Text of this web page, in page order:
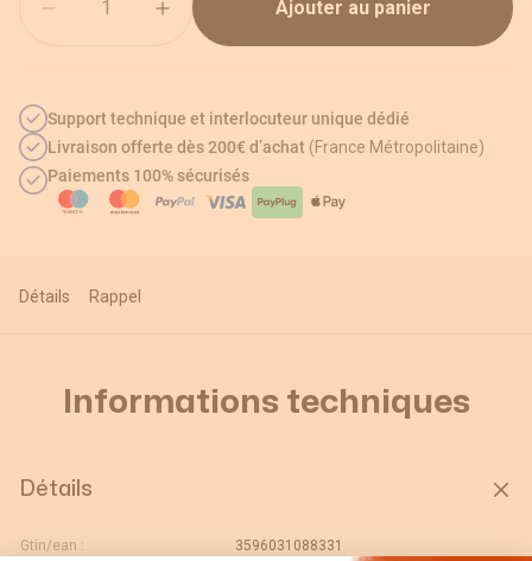
Ajouter au panier
Support technique et interlocuteur unique dédié
Livraison offerte dès 200€ d’achat (France Métropolitaine)
Paiements 100% sécurisés
Détails Rappel
Informations techniques
Détails
Gtin/ean : 3596031088331